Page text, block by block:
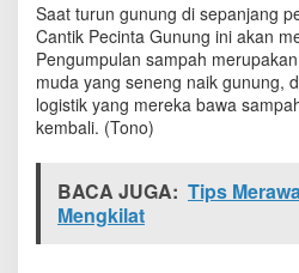
r
e
m
a
Saat turun gunung di sepanjang
Cantik Pecinta Gunung ini akan
Pengumpulan sampah
muda yang seneng naik gunung,
logistik yang mereka bawa
kembali. (Tono)
BACA JUGA: Tips
Mengkilat